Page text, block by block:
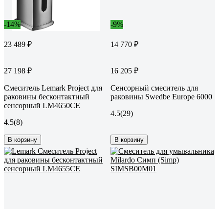
-14%
23 489 ₽
27 198 ₽
Смеситель Lemark Project для
раковины бесконтактный
сенсорный LM4650CE
4.5(8)
В корзину
-9%
14 770 ₽
16 205 ₽
Сенсорный смеситель для
раковины Swedbe Europe 6000
4.5(29)
В корзину